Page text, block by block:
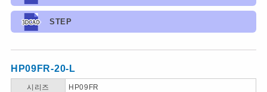
STEP
HP09FR-20-L
시리즈 HP09FR